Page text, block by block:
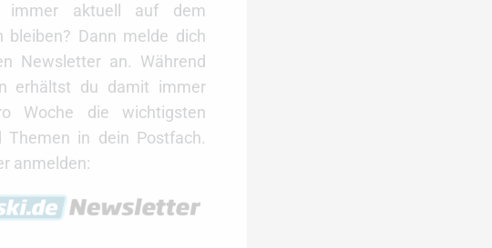
immer aktuell auf dem
bleiben? Dann melde dich
Newsletter an. Während
erhältst du damit immer
Woche die wichtigsten
Themen in dein Postfach.
anmelden: